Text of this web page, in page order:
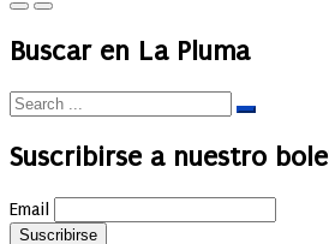
Buscar en La Pluma
Suscribirse a nuestro
Email